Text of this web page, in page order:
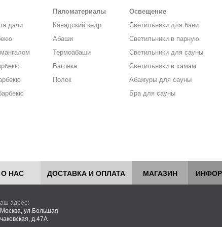
дачи
Пиломатериалы
Канадский кедр
Абаши
Термоабаши
Вагонка
Полок
Освещение
Светильники для бани
Светильники в парную
Светильники для сауны
Светильники в хамам
Абажуры для сауны
Бра для сауны
О НАС ДОСТАВКА И ОПЛАТА МАГАЗИН
адрес:
Москва, ул.Большая
д.47А